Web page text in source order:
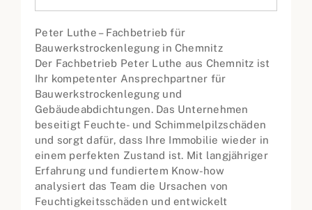
Peter Luthe – Fachbetrieb für
Bauwerkstrockenlegung in Chemnitz
Der Fachbetrieb Peter Luthe aus Chemnitz ist
Ihr kompetenter Ansprechpartner für
Bauwerkstrockenlegung und
Gebäudeabdichtungen. Das Unternehmen
beseitigt Feuchte- und Schimmelpilzschäden
und sorgt dafür, dass Ihre Immobilie wieder in
einem perfekten Zustand ist. Mit langjähriger
Erfahrung und fundiertem Know-how
analysiert das Team die Ursachen von
Feuchtigkeitsschäden und entwickelt